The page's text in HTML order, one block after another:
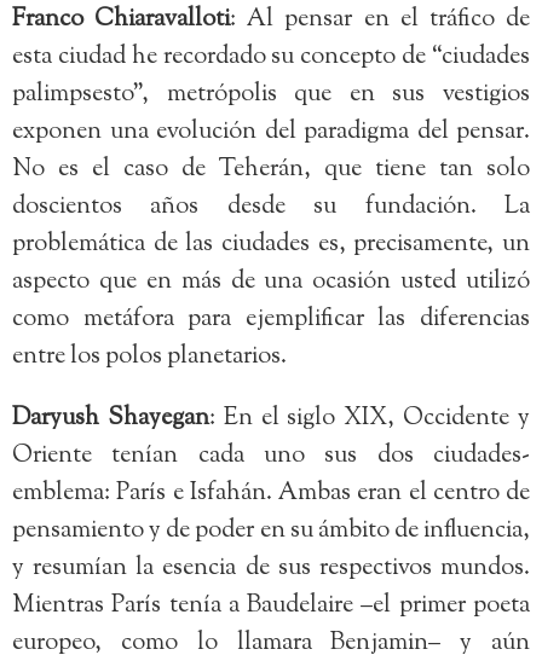
Franco Chiaravalloti: Al pensar en el tráfico de
esta ciudad he recordado su concepto de “ciudades
palimpsesto”, metrópolis que en sus vestigios
exponen una evolución del paradigma del pensar.
No es el caso de Teherán, que tiene tan solo
doscientos años desde su fundación. La
problemática de las ciudades es, precisamente, un
aspecto que en más de una ocasión usted utilizó
como metáfora para ejemplificar las diferencias
entre los polos planetarios.
Daryush Shayegan: En el siglo XIX, Occidente y
Oriente tenían cada uno sus dos ciudades-
emblema: París e Isfahán. Ambas eran el centro de
pensamiento y de poder en su ámbito de influencia,
y resumían la esencia de sus respectivos mundos.
Mientras París tenía a Baudelaire –el primer poeta
europeo, como lo llamara Benjamin– y aún